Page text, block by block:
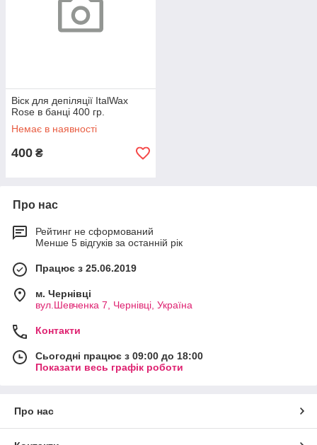
Віск для депіляції ItalWax
Rose в банці 400 гр.
Немає в наявності
400 ₴
Про нас
Рейтинг не сформований
Менше 5 відгуків за останній рік
Працює з 25.06.2019
м. Чернівці
вул.Шевченка 7, Чернівці, Україна
Контакти
Сьогодні працює з 09:00 до 18:00
Показати весь графік роботи
Про нас